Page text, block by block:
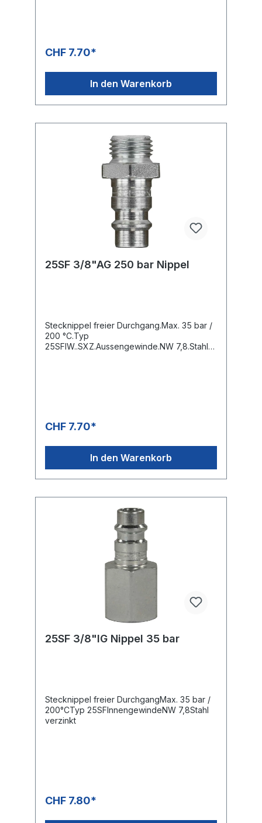
CHF 7.70*
In den Warenkorb
25SF 3/8"AG 250 bar Nippel
Stecknippel freier Durchgang.Max. 35 bar /
200 °C.Typ
25SFIW..SXZ.Aussengewinde.NW 7,8.Stahl
CHF 7.70*
In den Warenkorb
25SF 3/8"IG Nippel 35 bar
Stecknippel freier DurchgangMax. 35 bar /
200°CTyp 25SFInnengewindeNW 7,8Stahl
verzinkt
CHF 7.80*